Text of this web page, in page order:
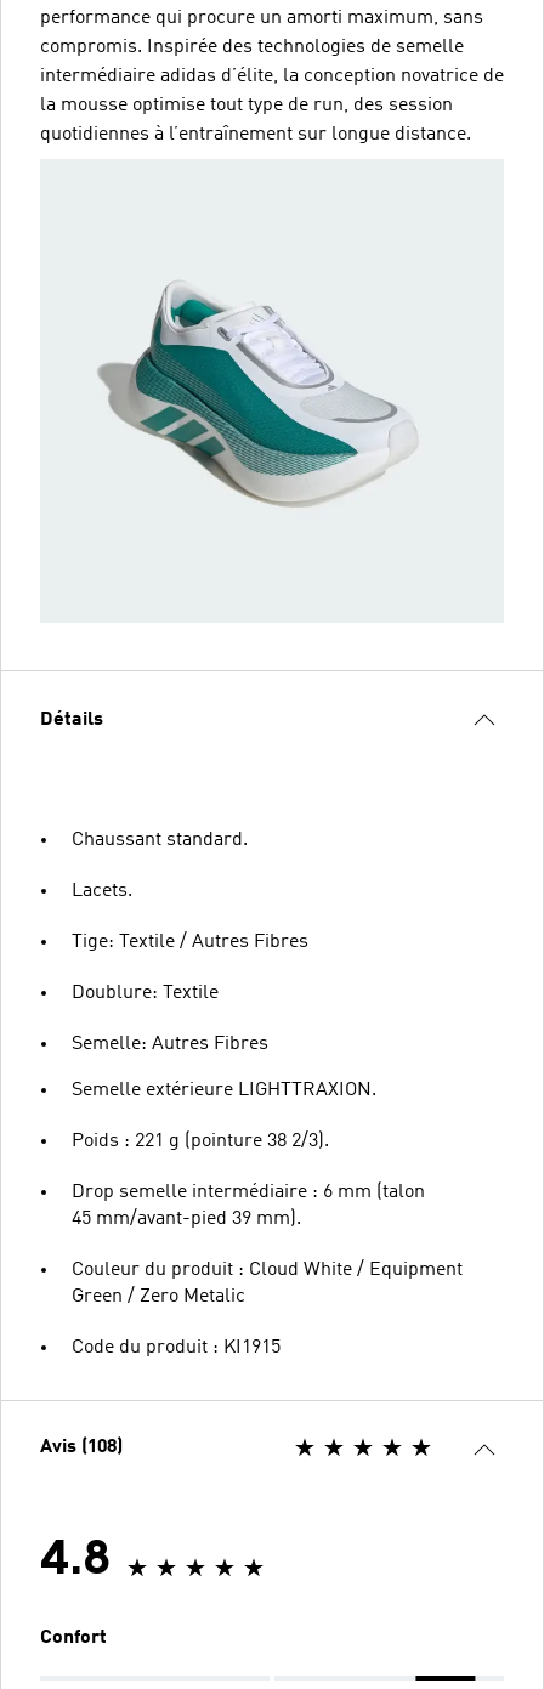
performance qui procure un amorti maximum, sans
compromis. Inspirée des technologies de semelle
intermédiaire adidas d’élite, la conception novatrice de
la mousse optimise tout type de run, des session
quotidiennes à l’entraînement sur longue distance.
Détails
Chaussant standard.
Lacets.
Tige: Textile / Autres Fibres
Doublure: Textile
Semelle: Autres Fibres
Semelle extérieure LIGHTTRAXION.
Poids : 221 g (pointure 38 2/3).
Drop semelle intermédiaire : 6 mm (talon
45 mm/avant-pied 39 mm).
Couleur du produit : Cloud White / Equipment
Green / Zero Metalic
Code du produit : KI1915
Avis (108)
4.8
Confort